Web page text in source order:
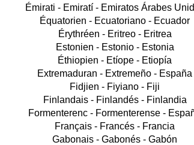
Émirati - Emiratí - Emiratos Árabes
Équatorien - Ecuatoriano - Ecuador
Érythréen - Eritreo - Eritrea
Estonien - Estonio - Estonia
Éthiopien - Etíope - Etiopía
Extremaduran - Extremeño - España
Fidjien - Fiyiano - Fiji
Finlandais - Finlandés - Finlandia
Formenterenc - Formenterense -
Français - Francés - Francia
Gabonais - Gabonés - Gabón